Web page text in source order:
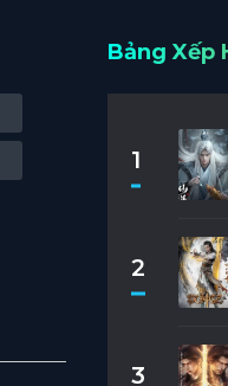
Bảng Xếp
1
2
3